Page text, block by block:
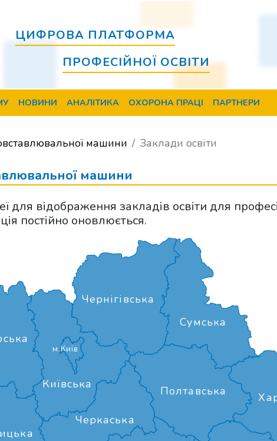
ЦИФРОВА ПЛАТФОРМА
ПРОФЕСІЙНОЇ ОСВІТИ
НОВИНИ АНАЛІТИКА ОХОРОНА ПРАЦІ ПАРТНЕРИ
машини Заклади освіти
машини
для відображення закладів освіти для
постійно оновлюється.
Київська
м.Київ
Полтавська
Сумська
Черкаська
Чернігівська